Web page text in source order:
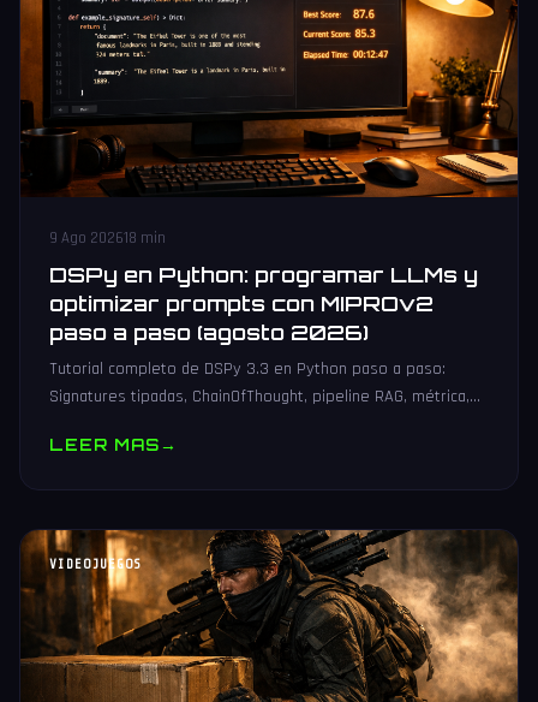
9 Ago 202618 min
DSPy en Python: programar LLMs y
optimizar prompts con MIPROv2
paso a paso (agosto 2026)
Tutorial completo de DSPy 3.3 en Python paso a paso:
Signatures tipadas, ChainOfThought, pipeline RAG, métrica,
LEER MAS→
VIDEOJUEGOS